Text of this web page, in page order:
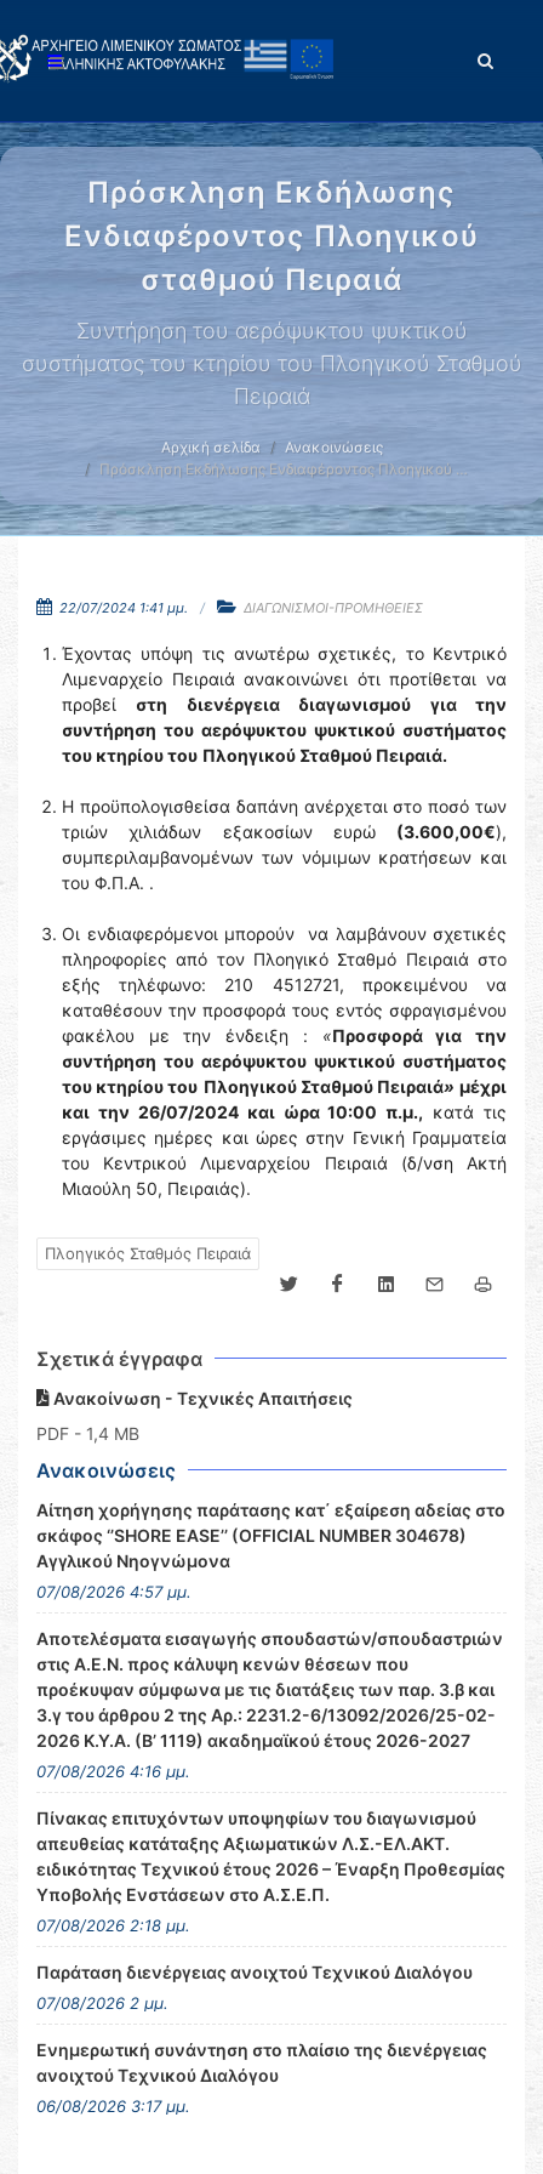
Πρόσκληση Εκδήλωσης
Ενδιαφέροντος Πλοηγικού
σταθμού Πειραιά
Συντήρηση του αερόψυκτου ψυκτικού
συστήματος του κτηρίου του Πλοηγικού Σταθμού
Πειραιά
Αρχική σελίδα
Ανακοινώσεις
Πρόσκληση Εκδήλωσης Ενδιαφέροντος Πλοηγικού …
22/07/2024 1:41 μμ. ΔΙΑΓΩΝΙΣΜΟΙ-ΠΡΟΜΗΘΕΙΕΣ
Έχοντας υπόψη τις ανωτέρω σχετικές, το Κεντρικό
Λιμεναρχείο Πειραιά ανακοινώνει ότι προτίθεται να
προβεί στη διενέργεια διαγωνισμού για την
συντήρηση του αερόψυκτου ψυκτικού συστήματος
του κτηρίου του Πλοηγικού Σταθμού Πειραιά.
Η προϋπολογισθείσα δαπάνη ανέρχεται στο ποσό των
τριών χιλιάδων εξακοσίων ευρώ (3.600,00€),
συμπεριλαμβανομένων των νόμιμων κρατήσεων και
του Φ.Π.Α. .
Οι ενδιαφερόμενοι μπορούν να λαμβάνουν σχετικές
πληροφορίες από τον Πλοηγικό Σταθμό Πειραιά στο
εξής τηλέφωνο: 210 4512721, προκειμένου να
καταθέσουν την προσφορά τους εντός σφραγισμένου
φακέλου με την ένδειξη : «Προσφορά για την
συντήρηση του αερόψυκτου ψυκτικού συστήματος
του κτηρίου του Πλοηγικού Σταθμού Πειραιά» μέχρι
και την 26/07/2024 και ώρα 10:00 π.μ., κατά τις
εργάσιμες ημέρες και ώρες στην Γενική Γραμματεία
του Κεντρικού Λιμεναρχείου Πειραιά (δ/νση Ακτή
Μιαούλη 50, Πειραιάς).
Πλοηγικός Σταθμός Πειραιά
Σχετικά έγγραφα
Ανακοίνωση - Τεχνικές Απαιτήσεις
PDF - 1,4 MB
Ανακοινώσεις
Αίτηση χορήγησης παράτασης κατ΄ εξαίρεση αδείας στο
σκάφος ‘’SHORE EASE’’ (OFFICIAL NUMBER 304678)
Αγγλικού Νηογνώμονα
07/08/2026 4:57 μμ.
Αποτελέσματα εισαγωγής σπουδαστών/σπουδαστριών
στις Α.Ε.Ν. προς κάλυψη κενών θέσεων που
προέκυψαν σύμφωνα με τις διατάξεις των παρ. 3.β και
3.γ του άρθρου 2 της Αρ.: 2231.2-6/13092/2026/25-02-
2026 Κ.Υ.Α. (Β’ 1119) ακαδημαϊκού έτους 2026-2027
07/08/2026 4:16 μμ.
Πίνακας επιτυχόντων υποψηφίων του διαγωνισμού
απευθείας κατάταξης Αξιωματικών Λ.Σ.-ΕΛ.ΑΚΤ.
ειδικότητας Τεχνικού έτους 2026 – Έναρξη Προθεσμίας
Υποβολής Ενστάσεων στο Α.Σ.Ε.Π.
07/08/2026 2:18 μμ.
Παράταση διενέργειας ανοιχτού Τεχνικού Διαλόγου
07/08/2026 2 μμ.
Ενημερωτική συνάντηση στο πλαίσιο της διενέργειας
ανοιχτού Τεχνικού Διαλόγου
06/08/2026 3:17 μμ.